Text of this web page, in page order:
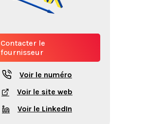
Contacter le
fournisseur
Voir le numéro
Voir le site web
Voir le LinkedIn